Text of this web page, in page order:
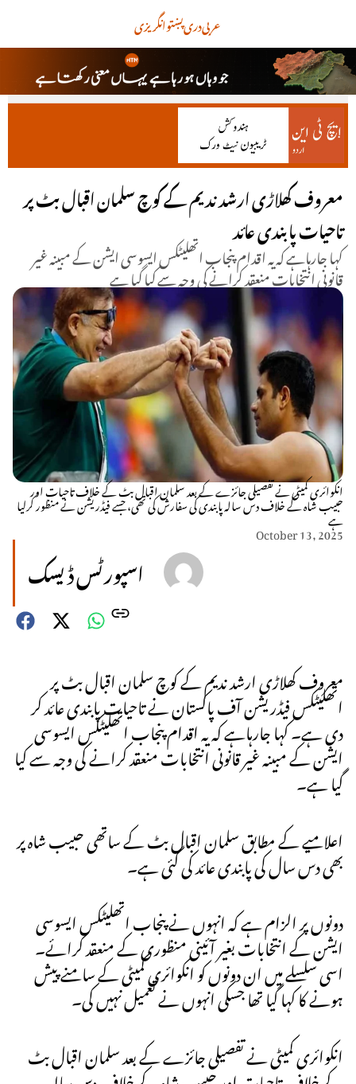
انگریزیپښتودریعربی
معروف کھلاڑی ارشد ندیم کے کوچ سلمان اقبال بٹ پر
تاحیات پابندی عائد
کہا جارہاہے کہ یہ اقدام پنجاب اتھلیٹکس ایسوسی ایشن کے مبینہ غیر
قانونی انتخابات منعقد کرانے کی وجہ سے کیا گیا ہے
انکوائری کمیٹی نے تفصیلی جائزے کے بعد سلمان اقبال بٹ کے خلاف تاحیات اور
حبیب شاہ کے خلاف دس سالہ پابندی کی سفارش کی تھی، جسے فیڈریشن نے منظور کرلیا
ہے
October 13, 2025
اسپورٹس ڈیسک
معروف کھلاڑی ارشد ندیم کے کوچ سلمان اقبال بٹ پر
اتھلیٹکس فیڈریشن آف پاکستان نے تاحیات پابندی عائد کر
دی ہے۔ کہا جارہاہے کہ یہ اقدام پنجاب اتھلیٹکس ایسوسی
ایشن کے مبینہ غیر قانونی انتخابات منعقد کرانے کی وجہ سے کیا
گیا ہے۔
اعلامیے کے مطابق سلمان اقبال بٹ کے ساتھی حبیب شاہ پر
بھی دس سال کی پابندی عائد کی گئی ہے۔
دونوں پر الزام ہے کہ انہوں نے پنجاب اتھلیٹکس ایسوسی
ایشن کے انتخابات بغیر آئینی منظوری کے منعقد کرائے۔
اسی سلسلے میں ان دونوں کو انکوائری کمیٹی کے سامنے پیش
ہونے کا کہا گیا تھا جسکی انہوں نے تعمیل نہیں کی۔
انکوائری کمیٹی نے تفصیلی جائزے کے بعد سلمان اقبال بٹ